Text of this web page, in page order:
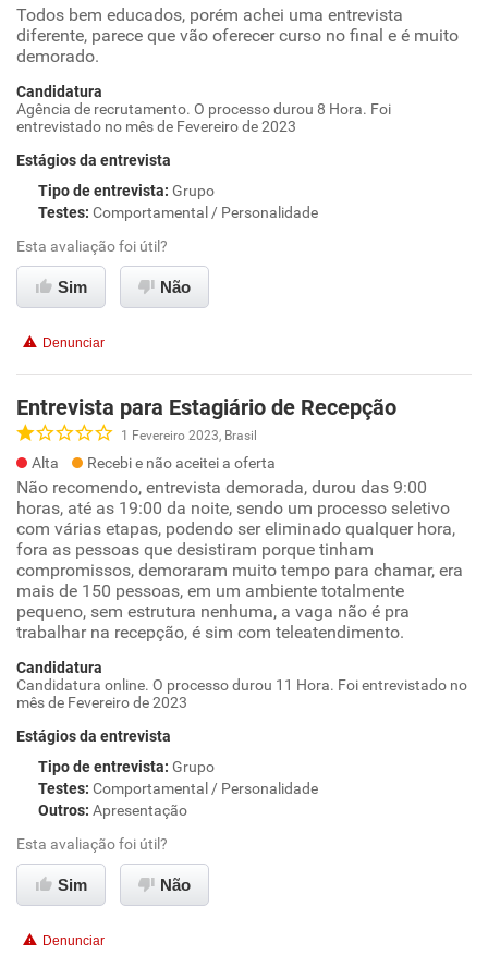
Todos bem educados, porém achei uma entrevista
diferente, parece que vão oferecer curso no final e é muito
demorado.
Candidatura
Agência de recrutamento. O processo durou 8 Hora. Foi
entrevistado no mês de Fevereiro de 2023
Estágios da entrevista
Tipo de entrevista: Grupo
Testes: Comportamental / Personalidade
Esta avaliação foi útil?
Sim Não
Denunciar
Entrevista para Estagiário de Recepção
1 Fevereiro 2023, Brasil
Alta Recebi e não aceitei a oferta
Não recomendo, entrevista demorada, durou das 9:00
horas, até as 19:00 da noite, sendo um processo seletivo
com várias etapas, podendo ser eliminado qualquer hora,
fora as pessoas que desistiram porque tinham
compromissos, demoraram muito tempo para chamar, era
mais de 150 pessoas, em um ambiente totalmente
pequeno, sem estrutura nenhuma, a vaga não é pra
trabalhar na recepção, é sim com teleatendimento.
Candidatura
Candidatura online. O processo durou 11 Hora. Foi entrevistado no
mês de Fevereiro de 2023
Estágios da entrevista
Tipo de entrevista: Grupo
Testes: Comportamental / Personalidade
Outros: Apresentação
Esta avaliação foi útil?
Sim Não
Denunciar